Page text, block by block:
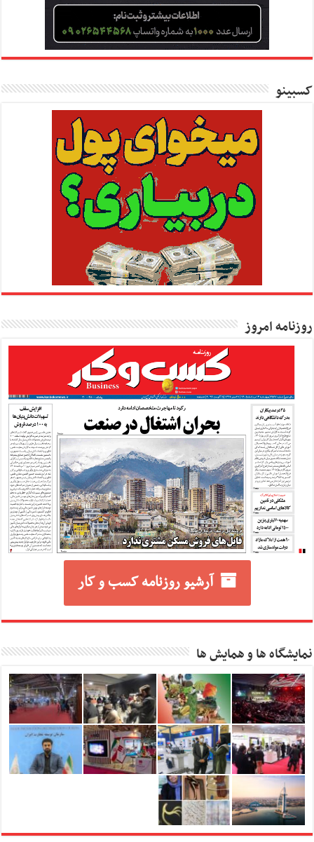
کسبینو
روزنامه امروز
آرشیو روزنامه کسب و کار
نمایشگاه ها و همایش ها